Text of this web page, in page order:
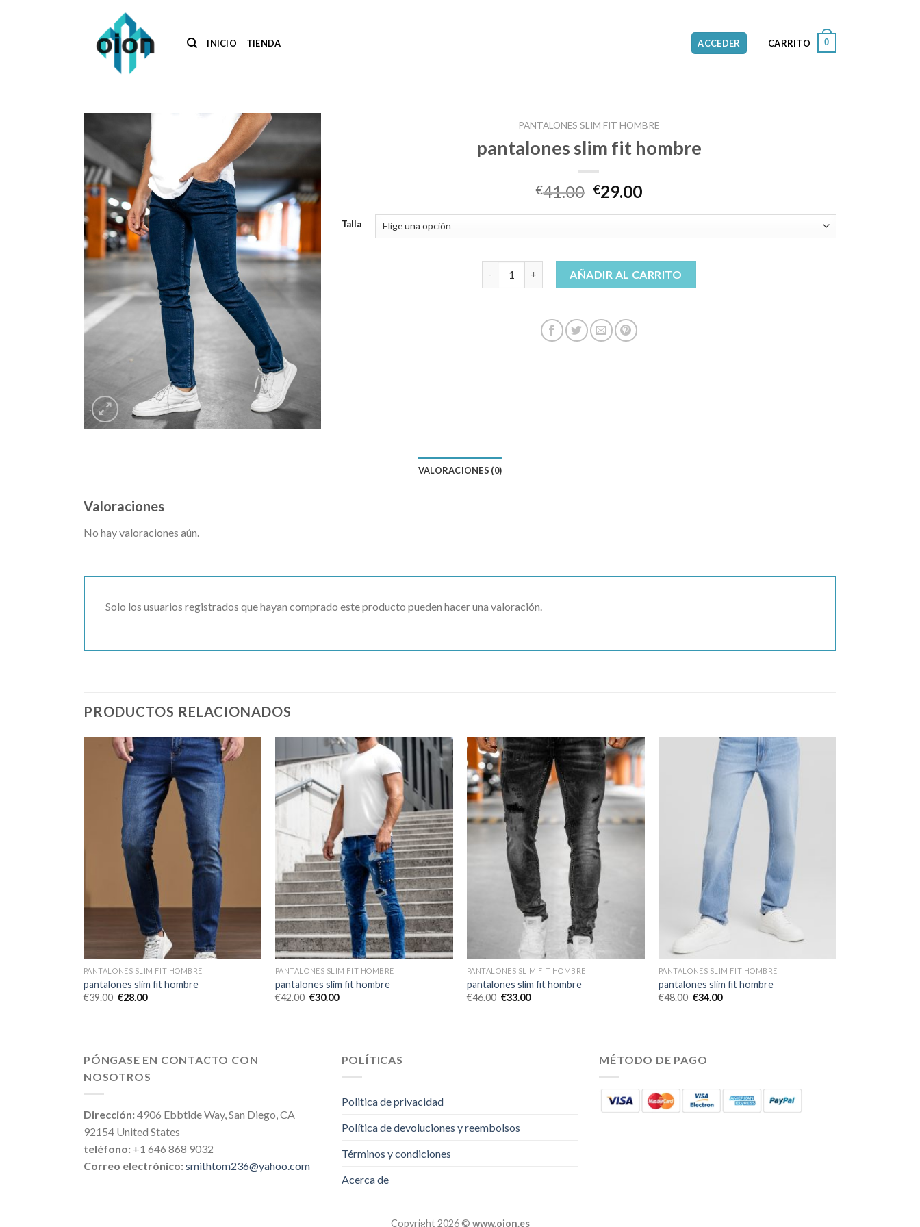
INICIO TIENDA ACCEDER CARRITO 0
PANTALONES SLIM FIT HOMBRE
pantalones slim fit hombre
€41.00 €29.00
Talla
pantalones slim fit hombre cantidad
AÑADIR AL CARRITO
VALORACIONES (0)
Valoraciones
No hay valoraciones aún.
Solo los usuarios registrados que hayan comprado este producto pueden hacer una valoración.
PRODUCTOS RELACIONADOS
PANTALONES SLIM FIT HOMBRE
pantalones slim fit hombre
€39.00 €28.00
PANTALONES SLIM FIT HOMBRE
pantalones slim fit hombre
€42.00 €30.00
PANTALONES SLIM FIT HOMBRE
pantalones slim fit hombre
€46.00 €33.00
PANTALONES SLIM FIT HOMBRE
pantalones slim fit hombre
€48.00 €34.00
PÓNGASE EN CONTACTO CON
NOSOTROS
Dirección:4906 Ebbtide Way, San Diego, CA
92154 United States
teléfono: +1 646 868 9032
Correo electrónico:smithtom236@yahoo.com
POLÍTICAS
Politica de privacidad
Política de devoluciones y reembolsos
Términos y condiciones
Acerca de
MÉTODO DE PAGO
Copyright 2026 © www.oion.es